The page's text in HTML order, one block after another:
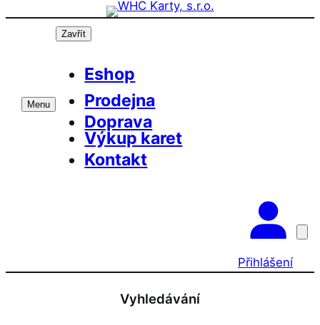
Přeskočit
Menu
Zavřít
Eshop
Prodejna
Doprava
Výkup karet
Kontakt
Přihlášení
Vyhledávání